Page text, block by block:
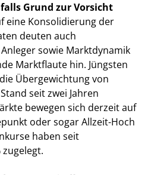
Grund zur Vorsicht
eine Konsolidierung der
deuten auch
sowie Marktdynamik
Marktflaute hin. Jüngsten
Übergewichtung von
seit zwei Jahren
bewegen sich derzeit auf
oder sogar Allzeit-Hoch
haben seit
zugelegt.